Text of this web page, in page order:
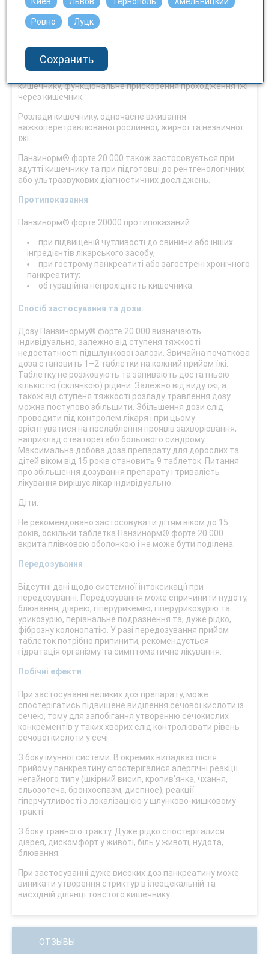
ферменти. Поліферментні препарати. Код АТХ А09А А02.
Хронічний панкреатит.
кишечнику, функціональне прискорення проходження їжі
через кишечник.
Розлади кишечнику, одночасне вживання
важкоперетравлюваної рослинної, жирної та незвичної
їжі.
Панзинорм® форте 20 000 також застосовується при
здутті кишечнику та при підготовці до рентгенологічних
або ультразвукових діагностичних досліджень.
Протипоказання
Панзинорм® форте 20000 протипоказаний:
при підвищеній чутливості до свинини або інших
інгредієнтів лікарського засобу;
при гострому панкреатиті або загострені хронічного
панкреатиту;
обтураційна непрохідність кишечника.
Спосіб застосування та дози
Дозу Панзинорму® форте 20 000 визначають
індивідуально, залежно від ступеня тяжкості
недостатності підшлункової залози. Звичайна початкова
доза становить 1–2 таблетки на кожний прийом їжі.
Таблетку не розжовують та запивають достатньою
кількістю (склянкою) рідини. Залежно від виду їжі, а
також від ступеня тяжкості розладу травлення дозу
можна поступово збільшити. Збільшення дози слід
проводити під контролем лікаря і при цьому
орієнтуватися на послаблення проявів захворювання,
наприклад стеатореї або больового синдрому.
Максимальна добова доза препарату для дорослих та
дітей віком від 15 років становить 9 таблеток. Питання
про збільшення дозування препарату і тривалість
лікування вирішує лікар індивідуально.
Діти.
Не рекомендовано застосовувати дітям віком до 15
років, оскільки таблетка Панзинорм® форте 20 000
вкрита плівковою оболонкою і не може бути поділена.
Передозування
Відсутні дані щодо системної інтоксикації при
передозуванні. Передозування може спричинити нудоту,
блювання, діарею, гіперурикемію, гіперурикозурію та
урикозурію, періанальне подразнення та, дуже рідко,
фіброзну колонопатію. У разі передозування прийом
таблеток потрібно припинити, рекомендується
гідратація організму та симптоматичне лікування.
Побічні ефекти
При застосуванні великих доз препарату, може
спостерігатись підвищене виділення сечової кислоти із
сечею, тому для запобігання утворенню сечокислих
конкрементів у таких хворих слід контролювати рівень
сечової кислоти у сечі.
З боку імунної системи. В окремих випадках після
прийому панкреатину спостерігалися алергічні реакції
негайного типу (шкірний висип, кропив’янка, чхання,
сльозотеча, бронхоспазм, диспное), реакції
гіперчутливості з локалізацією у шлунково-кишковому
тракті.
З боку травного тракту. Дуже рідко спостерігалися
діарея, дискомфорт у животі, біль у животі, нудота,
блювання.
При застосуванні дуже високих доз панкреатину може
виникати утворення стриктур в ілеоцекальній та
висхідній ділянці товстого кишечнику.
ОТЗЫВЫ
Ровно Луцк
Сохранить